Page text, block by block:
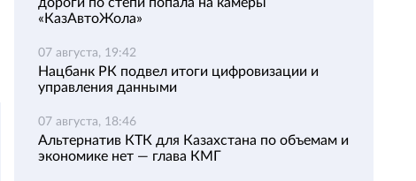
«КазАвтоЖола»
07 августа, 19:42
Нацбанк РК подвел итоги цифровизации и
управления данными
07 августа, 18:46
Альтернатив КТК для Казахстана по объемам и
экономике нет — глава КМГ